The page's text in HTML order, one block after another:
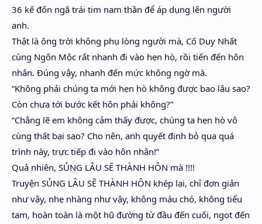
36 kế đốn ngã trái tim nam thần để áp dụng lên người
anh.
Thật là ông trời không phụ lòng người mà, Cố Duy Nhất
cùng Ngôn Mộc rất nhanh đi vào hẹn hò, rồi tiến đến hôn
nhân. Đúng vậy, nhanh đến mức không ngờ mà.
“Không phải chúng ta mới hẹn hò không được bao lâu sao?
Còn chưa tới bước kết hôn phải không?”
“Chẳng lẽ em không cảm thấy được, chúng ta hẹn hò vô
cùng thất bại sao? Cho nên, anh quyết định bỏ qua quá
trình này, trực tiếp đi vào hôn nhân!”
Quả nhiên, SỦNG LÂU SẼ THÀNH HÔN mà !!!!
Truyện SỦNG LÂU SẼ THÀNH HÔN khép lại, chỉ đơn giản
như vậy, nhẹ nhàng như vậy, không máu chó, không tiểu
tam, hoàn toàn là một hũ đường từ đầu đến cuối, ngọt đến